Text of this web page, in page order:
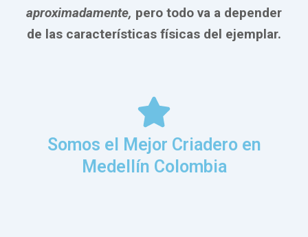
aproximadamente, pero todo va a depender
de las características físicas del ejemplar.
Somos el Mejor Criadero en
Medellín Colombia